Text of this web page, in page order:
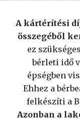
A kártérítési
összegéből
ez
bérleti idő
épségben
Ehhez a
felkészíti a
Azonban a